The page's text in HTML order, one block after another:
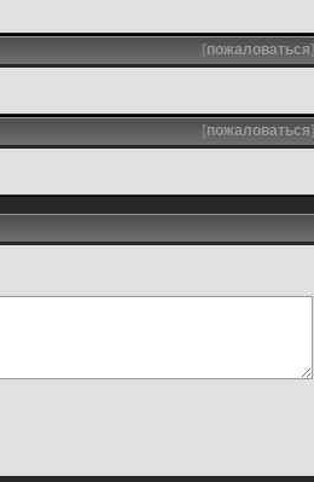
[пожаловаться]
[пожаловаться]